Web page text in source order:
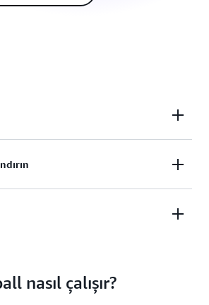
veya işlem gücünde
uç ortamlarda uygulama
kurcalanmadığı anlaşılan
verilerinizi koruyun ve verileri
nasıl çalışır?